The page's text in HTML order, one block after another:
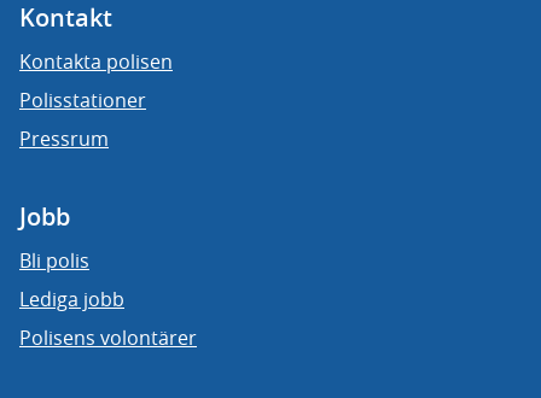
Kontakt
Kontakta polisen
Polisstationer
Pressrum
Jobb
Bli polis
Lediga jobb
Polisens volontärer